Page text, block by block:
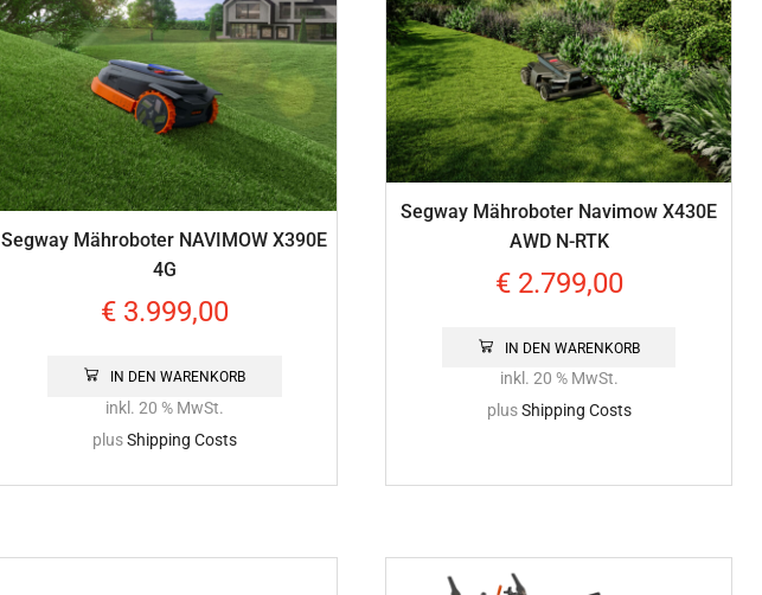
Segway Mähroboter NAVIMOW X390E
4G
€3.999,00
IN DEN WARENKORB
inkl. 20 % MwSt.
plusShipping Costs
Segway Mähroboter Navimow X430E
AWD N-RTK
€2.799,00
IN DEN WARENKORB
inkl. 20 % MwSt.
plusShipping Costs